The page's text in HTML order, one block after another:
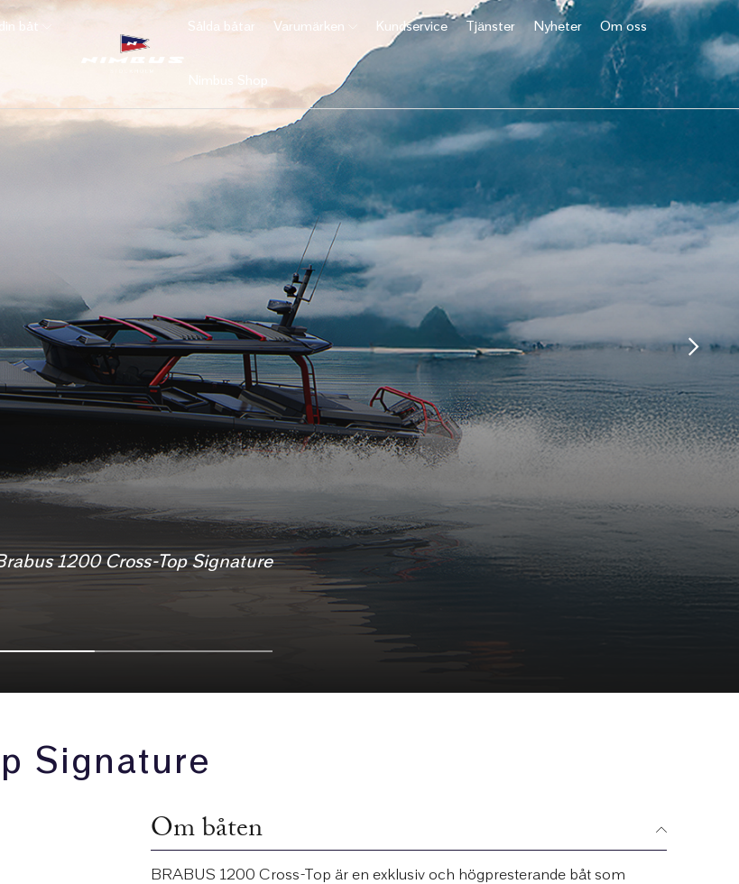
båt Sålda båtar Varumärken Kundservice Tjänster Nyheter Om oss
Nimbus Shop
1200 Cross-Top Signature
1200 Cross-Top Signature
1200 Cross-Top Signature
Signature
Om båten
BRABUS 1200 Cross-Top är en exklusiv och högpresterande båt som